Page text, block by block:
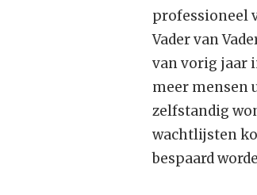
professioneel
Vader van
van vorig jaar
meer mensen
zelfstandig
wachtlijsten
bespaard